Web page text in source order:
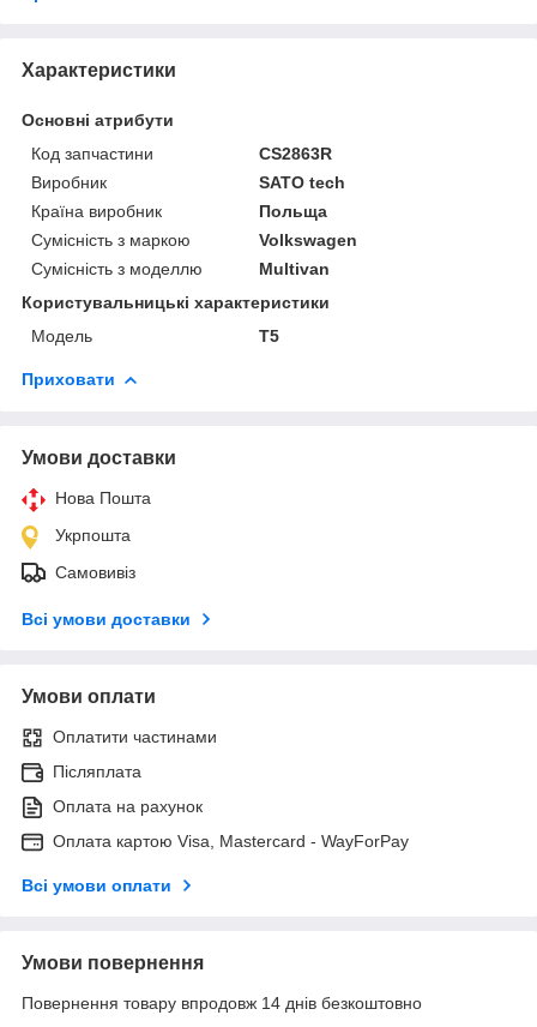
Характеристики
Основні атрибути
Код запчастини
CS2863R
Виробник
SATO tech
Країна виробник
Польща
Сумісність з маркою
Volkswagen
Сумісність з моделлю
Multivan
Користувальницькі характеристики
Мoдель
T5
Приховати
Умови доставки
Нова Пошта
Укрпошта
Самовивіз
Всі умови доставки
Умови оплати
Оплатити частинами
Післяплата
Оплата на рахунок
Оплата картою Visa, Mastercard - WayForPay
Всі умови оплати
Умови повернення
Повернення товару впродовж 14 днів безкоштовно